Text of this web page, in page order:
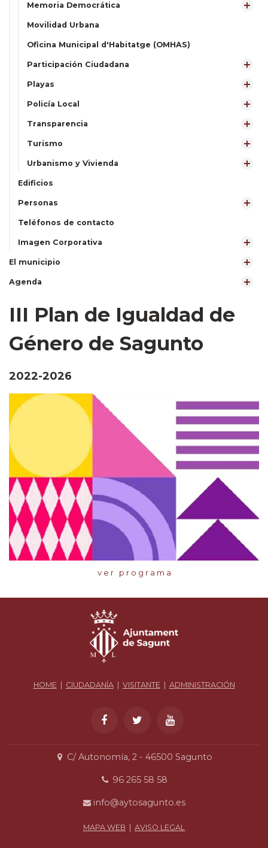
Memoria Democrática
Movilidad Urbana
Oficina Municipal d'Habitatge (OMHAS)
Participación Ciudadana
Playas
Policía Local
Transparencia
Turismo
Urbanismo y Vivienda
Edificios
Personas
Teléfonos de contacto
Imagen Corporativa
El municipio
Agenda
III Plan de Igualdad de
Género de Sagunto
2022-2026
v e r p r o g r a m a
HOME | CIUDADANÍA| VISITANTE | ADMINISTRACIÓN
C/ Autonomía, 2 - 46500 Sagunto
96 265 58 58
info@aytosagunto.es
MAPA WEB AVISO LEGAL